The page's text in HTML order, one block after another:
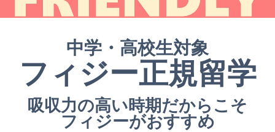
中学・高校生対象
フィジー正規留学
吸収力の高い時期だからこそ
フィジーがおすすめ